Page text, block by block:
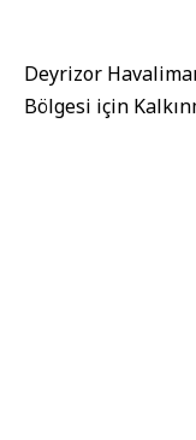
Deyrizor
Bölgesi için